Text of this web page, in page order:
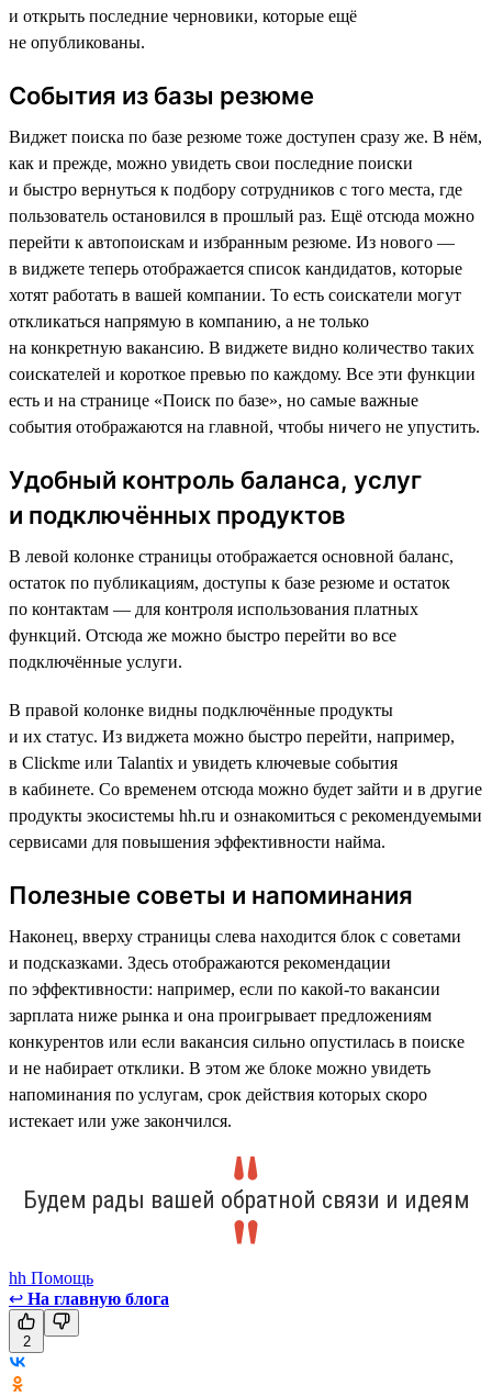
и открыть последние черновики, которые ещё
не опубликованы.
События из базы резюме
Виджет поиска по базе резюме тоже доступен сразу же. В нём,
как и прежде, можно увидеть свои последние поиски
и быстро вернуться к подбору сотрудников с того места, где
пользователь остановился в прошлый раз. Ещё отсюда можно
перейти к автопоискам и избранным резюме. Из нового —
в виджете теперь отображается список кандидатов, которые
хотят работать в вашей компании. То есть соискатели могут
откликаться напрямую в компанию, а не только
на конкретную вакансию. В виджете видно количество таких
соискателей и короткое превью по каждому. Все эти функции
есть и на странице «Поиск по базе», но самые важные
события отображаются на главной, чтобы ничего не упустить.
Удобный контроль баланса, услуг
и подключённых продуктов
В левой колонке страницы отображается основной баланс,
остаток по публикациям, доступы к базе резюме и остаток
по контактам — для контроля использования платных
функций. Отсюда же можно быстро перейти во все
подключённые услуги.
В правой колонке видны подключённые продукты
и их статус. Из виджета можно быстро перейти, например,
в Clickme или Talantix и увидеть ключевые события
в кабинете. Со временем отсюда можно будет зайти и в другие
продукты экосистемы hh.ru и ознакомиться с рекомендуемыми
сервисами для повышения эффективности найма.
Полезные советы и напоминания
Наконец, вверху страницы слева находится блок с советами
и подсказками. Здесь отображаются рекомендации
по эффективности: например, если по какой-то вакансии
зарплата ниже рынка и она проигрывает предложениям
конкурентов или если вакансия сильно опустилась в поиске
и не набирает отклики. В этом же блоке можно увидеть
напоминания по услугам, срок действия которых скоро
истекает или уже закончился.
Будем рады вашей обратной связи и идеям
hh Помощь
↩ На главную блога
2